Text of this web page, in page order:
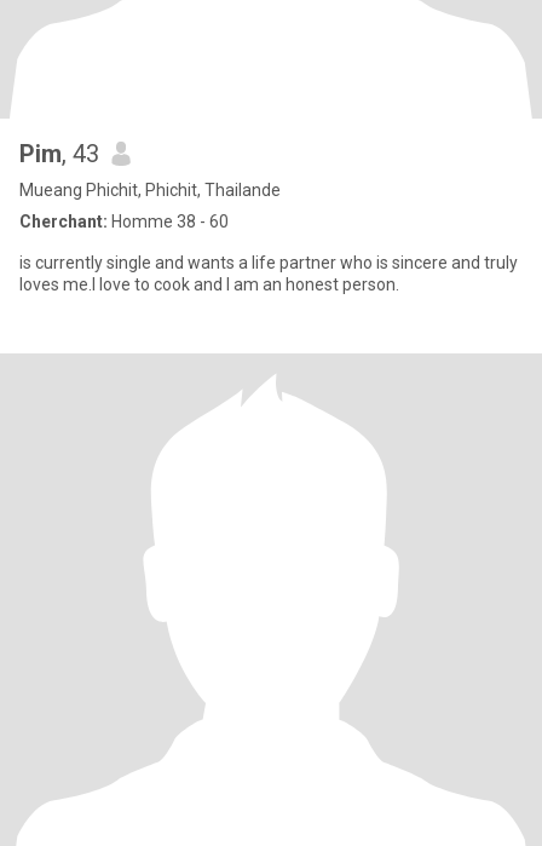
Pim, 43
Mueang Phichit, Phichit, Thailande
Cherchant: Homme 38 - 60
is currently single and wants a life partner who is sincere and truly
loves me.I love to cook and I am an honest person.